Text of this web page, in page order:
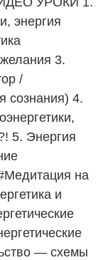
энергия
3.
/
сознания) 4.
5. Энергия
на
и
— схемы